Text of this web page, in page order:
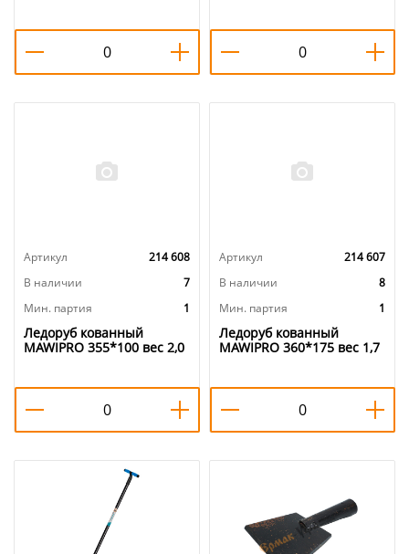
Артикул
214 608
В наличии
7
Мин. партия
1
Ледоруб кованный
MAWIPRO 355*100 вес 2,0
Артикул
214 607
В наличии
8
Мин. партия
1
Ледоруб кованный
MAWIPRO 360*175 вес 1,7